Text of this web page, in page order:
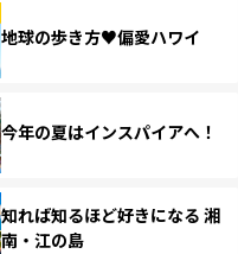
地球の歩き方♥偏愛ハワイ
今年の夏はインスパイアへ！
知れば知るほど好きになる 湘
南・江の島